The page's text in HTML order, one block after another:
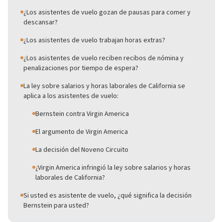
¿Los asistentes de vuelo gozan de pausas para comer y
descansar?
¿Los asistentes de vuelo trabajan horas extras?
¿Los asistentes de vuelo reciben recibos de nómina y
penalizaciones por tiempo de espera?
La ley sobre salarios y horas laborales de California se
aplica a los asistentes de vuelo:
Bernstein contra Virgin America
El argumento de Virgin America
La decisión del Noveno Circuito
¿Virgin America infringió la ley sobre salarios y horas
laborales de California?
Si usted es asistente de vuelo, ¿qué significa la decisión
Bernstein para usted?